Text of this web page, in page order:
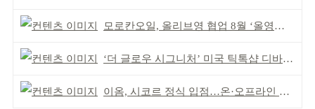
모로칸오일, 올리브영 협업 8월 ‘올영픽’ 선정
‘더 글로우 시그니처’ 미국 틱톡샵 디바이스 부문 1위
이옴, 시코르 정식 입점…온·오프라인 유통망 확대